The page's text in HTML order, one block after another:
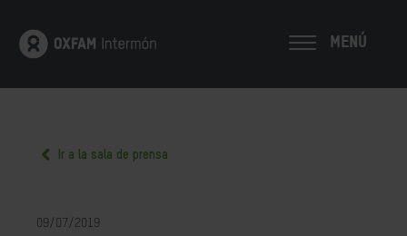
MENÚ
Ir a la sala de prensa
09/07/2019